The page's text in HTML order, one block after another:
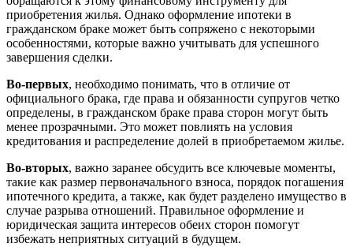
приобретения жилья. Однако оформление ипотеки в
гражданском браке может быть сопряжено с некоторыми
особенностями, которые важно учитывать для успешного
завершения сделки.
Во-первых, необходимо понимать, что в отличие от
официального брака, где права и обязанности супругов четко
определены, в гражданском браке права сторон могут быть
менее прозрачными. Это может повлиять на условия
кредитования и распределение долей в приобретаемом жилье.
Во-вторых, важно заранее обсудить все ключевые моменты,
такие как размер первоначального взноса, порядок погашения
ипотечного кредита, а также, как будет разделено имущество в
случае разрыва отношений. Правильное оформление и
юридическая защита интересов обеих сторон помогут
избежать неприятных ситуаций в будущем.